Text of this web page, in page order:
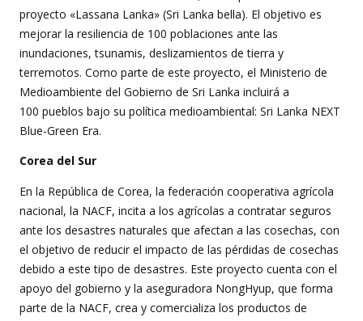
proyecto «Lassana Lanka» (Sri Lanka bella). El objetivo es
mejorar la resiliencia de 100 poblaciones ante las
inundaciones, tsunamis, deslizamientos de tierra y
terremotos. Como parte de este proyecto, el Ministerio de
Medioambiente del Gobierno de Sri Lanka incluirá a
100 pueblos bajo su política medioambiental: Sri Lanka NEXT
Blue-Green Era.
Corea del Sur
En la República de Corea, la federación cooperativa agrícola
nacional, la NACF, incita a los agrícolas a contratar seguros
ante los desastres naturales que afectan a las cosechas, con
el objetivo de reducir el impacto de las pérdidas de cosechas
debido a este tipo de desastres. Este proyecto cuenta con el
apoyo del gobierno y la aseguradora NongHyup, que forma
parte de la NACF, crea y comercializa los productos de